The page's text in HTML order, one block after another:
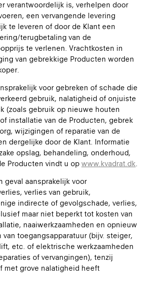
verantwoordelijk is, verhelpen door
een vervangende levering
te leveren of door de Klant een
terugbetaling van de
te verlenen. Vrachtkosten in
van gebrekkige Producten worden
voor gebreken of schade die
gebruik, nalatigheid of onjuiste
(zoals gebruik op nieuwe houten
installatie van de Producten, gebrek
wijzigingen of reparatie van de
dergelijke door de Klant. Informatie
opslag, behandeling, onderhoud,
Producten vindt u op www.kvadrat.dk
geval aansprakelijk voor
verlies van gebruik,
indirecte of gevolgschade, verlies,
maar niet beperkt tot kosten van
naaiwerkzaamheden en opnieuw
toegangsapparatuur (bijv. steiger,
etc. of elektrische werkzaamheden
of vervangingen), tenzij
met grove nalatigheid heeft